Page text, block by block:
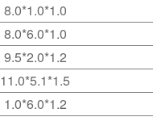
8.0*1.0*1.0
8.0*6.0*1.0
9.5*2.0*1.2
11.0*5.1*1.5
1.0*6.0*1.2